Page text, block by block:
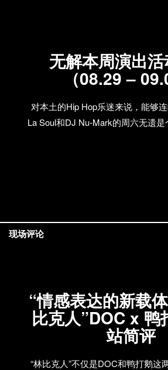
无解本周演出
（08.29 –
对本土的Hip Hop乐迷来说，能够
La Soul和DJ Nu-Mark的周六无遗是
“情感表达的新载
比克人”DOC x 鸭
站简评
“林比克人”不仅是DOC和鸭打鹅这
现场评论